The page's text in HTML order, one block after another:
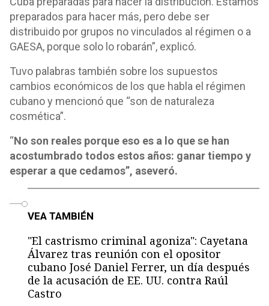
preparados para hacer más, pero debe ser
distribuido por grupos no vinculados al régimen o a
GAESA, porque solo lo robarán”, explicó.
Tuvo palabras también sobre los supuestos
cambios económicos de los que habla el régimen
cubano y mencionó que “son de naturaleza
cosmética”.
“No son reales porque eso es a lo que se han
acostumbrado todos estos años: ganar tiempo y
esperar a que cedamos”, aseveró.
VEA TAMBIÉN
"El castrismo criminal agoniza": Cayetana
Álvarez tras reunión con el opositor
cubano José Daniel Ferrer, un día después
de la acusación de EE. UU. contra Raúl
Castro